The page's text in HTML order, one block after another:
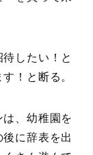
したい！と
！と断る。
、幼稚園を
に辞表を出